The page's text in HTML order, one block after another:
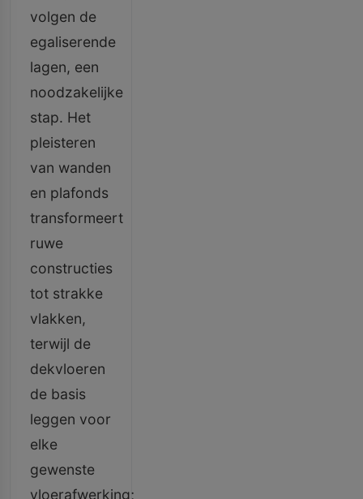
volgen de
egaliserende
lagen, een
noodzakelijke
stap. Het
pleisteren
van wanden
en plafonds
transformeert
ruwe
constructies
tot strakke
vlakken,
terwijl de
dekvloeren
de basis
leggen voor
elke
gewenste
vloerafwerking;